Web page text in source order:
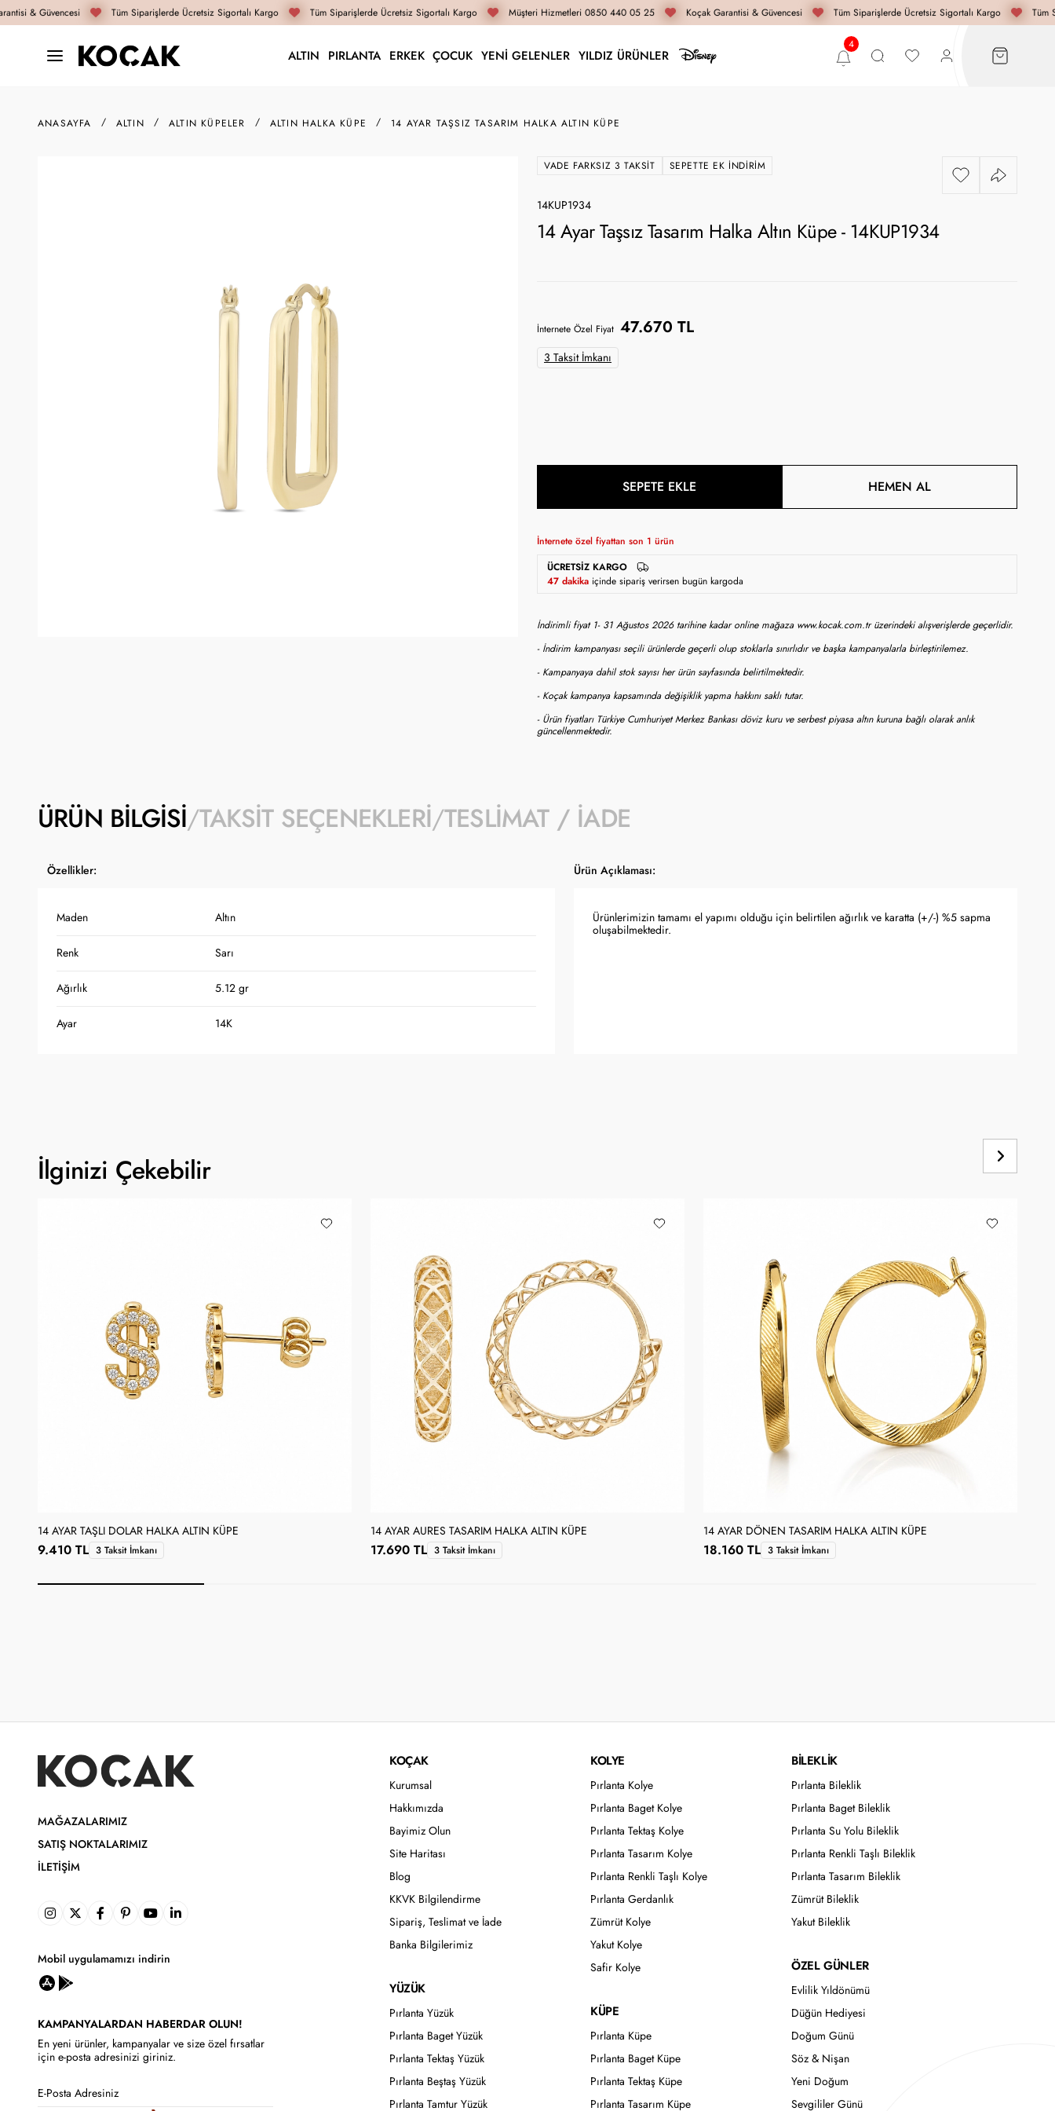
& Güvencesi Tüm Siparişlerde Ücretsiz Sigortalı Kargo Tüm Siparişlerde Ücretsiz Sigortalı Kargo Müşteri Hizmetleri 0850 440 05 25 Koçak Garantisi & Güvencesi Tüm Siparişlerde Ücretsiz Sigortalı Kargo Tüm
ALTIN PIRLANTA ERKEK ÇOCUK YENİ GELENLER YILDIZ ÜRÜNLER
ANASAYFA ALTIN ALTIN KÜPELER ALTIN HALKA KÜPE 14 AYAR TAŞSIZ TASARIM HALKA ALTIN KÜPE
VADE FARKSIZ 3 TAKSIT SEPETTE EK İNDIRIM
14KUP1934
14 Ayar Taşsız Tasarım Halka Altın Küpe - 14KUP1934
İnternete Özel Fiyat 47.670 TL
3 Taksit İmkanı
SEPETE EKLE HEMEN AL
İnternete özel fiyattan son 1 ürün
ÜCRETSIZ KARGO
47 dakika içinde sipariş verirsen bugün kargoda
İndirimli fiyat 1- 31 Ağustos 2026 tarihine kadar online mağaza www.kocak.com.tr üzerindeki alışverişlerde geçerlidir.
- İndirim kampanyası seçili ürünlerde geçerli olup stoklarla sınırlıdır ve başka kampanyalarla birleştirilemez.
- Kampanyaya dahil stok sayısı her ürün sayfasında belirtilmektedir.
- Koçak kampanya kapsamında değişiklik yapma hakkını saklı tutar.
- Ürün fiyatları Türkiye Cumhuriyet Merkez Bankası döviz kuru ve serbest piyasa altın kuruna bağlı olarak anlık
güncellenmektedir.
ÜRÜN BILGISI TAKSIT SEÇENEKLERI TESLIMAT / İADE
Özellikler: Ürün Açıklaması:
Maden Altın
Renk Sarı
Ağırlık 5.12 gr
Ayar 14K
Ürünlerimizin tamamı el yapımı olduğu için belirtilen ağırlık ve karatta (+/-) %5 sapma
oluşabilmektedir.
İlginizi Çekebilir
14 AYAR TAŞLI DOLAR HALKA ALTIN KÜPE
9.410 TL 3 Taksit İmkanı
14 AYAR AURES TASARIM HALKA ALTIN KÜPE
17.690 TL 3 Taksit İmkanı
14 AYAR DÖNEN TASARIM HALKA ALTIN KÜPE
18.160 TL 3 Taksit İmkanı
MAĞAZALARIMIZ
SATIŞ NOKTALARIMIZ
İLETIŞIM
Mobil uygulamamızı indirin
KAMPANYALARDAN HABERDAR OLUN!
En yeni ürünler, kampanyalar ve size özel fırsatlar
için e-posta adresinizi giriniz.
KOÇAK
Kurumsal
Hakkımızda
Bayimiz Olun
Site Haritası
Blog
KKVK Bilgilendirme
Sipariş, Teslimat ve İade
Banka Bilgilerimiz
YÜZÜK
Pırlanta Yüzük
Pırlanta Baget Yüzük
Pırlanta Tektaş Yüzük
Pırlanta Beştaş Yüzük
Pırlanta Tamtur Yüzük
KOLYE
Pırlanta Kolye
Pırlanta Baget Kolye
Pırlanta Tektaş Kolye
Pırlanta Tasarım Kolye
Pırlanta Renkli Taşlı Kolye
Pırlanta Gerdanlık
Zümrüt Kolye
Yakut Kolye
Safir Kolye
KÜPE
Pırlanta Küpe
Pırlanta Baget Küpe
Pırlanta Tektaş Küpe
Pırlanta Tasarım Küpe
BİLEKLİK
Pırlanta Bileklik
Pırlanta Baget Bileklik
Pırlanta Su Yolu Bileklik
Pırlanta Renkli Taşlı Bileklik
Pırlanta Tasarım Bileklik
Zümrüt Bileklik
Yakut Bileklik
ÖZEL GÜNLER
Evlilik Yıldönümü
Düğün Hediyesi
Doğum Günü
Söz & Nişan
Yeni Doğum
Sevgililer Günü